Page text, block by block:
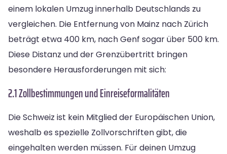
einem lokalen Umzug innerhalb Deutschlands zu
vergleichen. Die Entfernung von Mainz nach Zürich
beträgt etwa 400 km, nach Genf sogar über 500 km.
Diese Distanz und der Grenzübertritt bringen
besondere Herausforderungen mit sich:
2.1 Zollbestimmungen und Einreiseformalitäten
Die Schweiz ist kein Mitglied der Europäischen Union,
weshalb es spezielle Zollvorschriften gibt, die
eingehalten werden müssen. Für deinen Umzug